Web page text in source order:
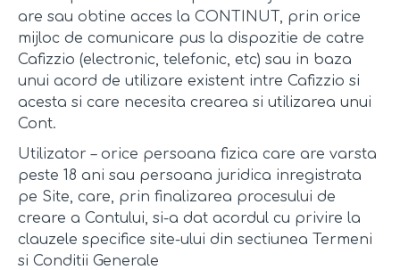
are sau obtine acces la CONTINUT, prin orice
mijloc de comunicare pus la dispozitie de catre
Cafizzio (electronic, telefonic, etc) sau in baza
unui acord de utilizare existent intre Cafizzio si
acesta si care necesita crearea si utilizarea unui
Cont.
Utilizator – orice persoana fizica care are varsta
peste 18 ani sau persoana juridica inregistrata
pe Site, care, prin finalizarea procesului de
creare a Contului, si-a dat acordul cu privire la
clauzele specifice site-ului din sectiunea Termeni
si Conditii Generale